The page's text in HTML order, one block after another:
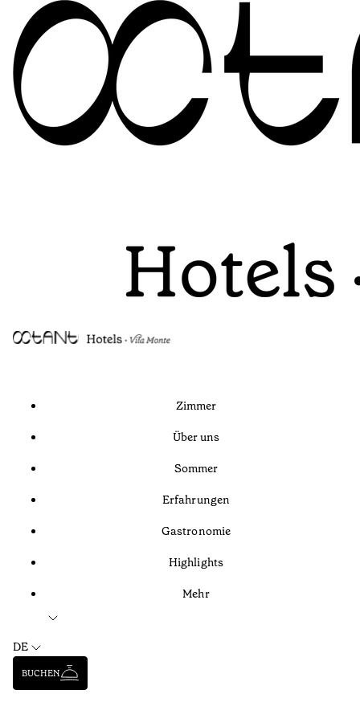
Zimmer
Über uns
Sommer
Erfahrungen
Gastronomie
Highlights
Mehr
DE
BUCHEN